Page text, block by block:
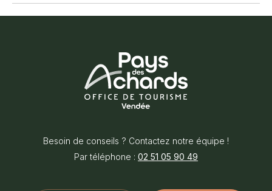
Tourisme
du
Besoin de conseils ? Contactez notre équipe !
Par téléphone : 02 51 05 90 49